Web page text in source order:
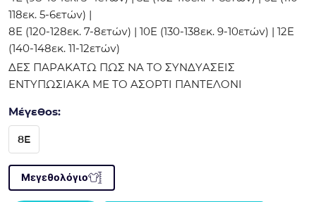
118εκ. 5-6ετών) |
8Ε (120-128εκ. 7-8ετών) | 10Ε (130-138εκ. 9-10ετών) | 12Ε
(140-148εκ. 11-12ετών)
ΔΕΣ ΠΑΡΑΚΑΤΩ ΠΩΣ ΝΑ ΤΟ ΣΥΝΔΥΑΣΕΙΣ
ΕΝΤΥΠΩΣΙΑΚΑ ΜΕ ΤΟ ΑΣΟΡΤΙ ΠΑΝΤΕΛΟΝΙ
Μέγεθος:
8E
Μεγεθολόγιο